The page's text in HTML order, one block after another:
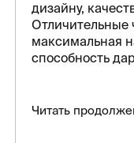
дизайну,
Отличительные
максимальная
способность
Читать